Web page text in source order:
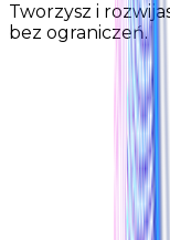
Tworzysz i
bez ograniczeń.